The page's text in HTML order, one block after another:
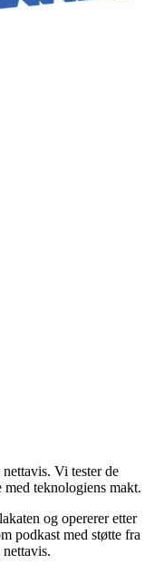
Vi tester de
teknologiens makt.
og opererer etter
podkast med støtte fra